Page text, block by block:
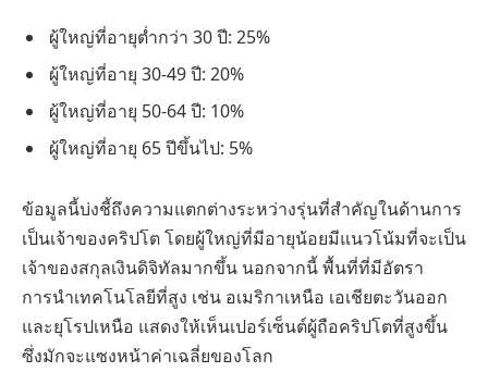
ผู้ใหญ่ที่อายุต่ำกว่า 30 ปี: 25%
ผู้ใหญ่ที่อายุ 30-49 ปี: 20%
ผู้ใหญ่ที่อายุ 50-64 ปี: 10%
ผู้ใหญ่ที่อายุ 65 ปีขึ้นไป: 5%
ข้อมูลนี้บ่งชี้ถึงความแตกต่างระหว่างรุ่นที่สำคัญในด้านการ
เป็นเจ้าของคริปโต โดยผู้ใหญ่ที่มีอายุน้อยมีแนวโน้มที่จะเป็น
เจ้าของสกุลเงินดิจิทัลมากขึ้น นอกจากนี้ พื้นที่ที่มีอัตรา
การนำเทคโนโลยีที่สูง เช่น อเมริกาเหนือ เอเชียตะวันออก
และยุโรปเหนือ แสดงให้เห็นเปอร์เซ็นต์ผู้ถือคริปโตที่สูงขึ้น
ซึ่งมักจะแซงหน้าค่าเฉลี่ยของโลก